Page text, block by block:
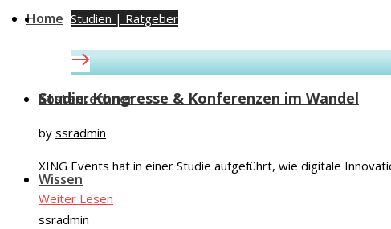
Home
Kostenrechner
Wissen
Studien | Ratgeber
Studie: Kongresse & Konferenzen im Wandel
by ssradmin
XING Events hat in einer Studie aufgeführt, wie digitale
Weiter Lesen
ssradmin